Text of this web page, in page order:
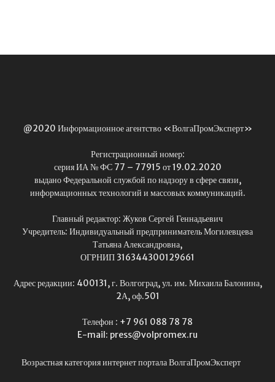
@2020 Информационное агентство «ВолгаПромЭксперт»
Регистрационный номер:
серия ИА № ФС 77 – 77915 от 19.02.2020
выдано Федеральной службой по надзору в сфере связи,
информационных технологий и массовых коммуникаций.
Главный редактор: Жуков Сергей Геннадьевич
Учредитель: Индивидуальный предприниматель Могилевцева
Татьяна Александровна,
ОГРНИП 316344300129661
Адрес редакции: 400131, г. Волгоград, ул. им. Михаила Балонина,
2А, оф.501
Телефон : +7 961 088 78 78
E-mail: press@volpromex.ru
Возрастная категория интернет портала ВолгаПромЭксперт